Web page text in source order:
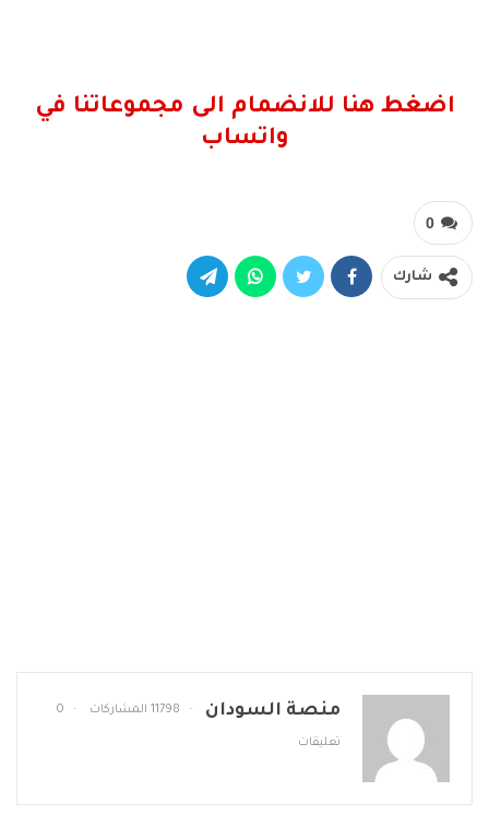
اضغط هنا للانضمام الى مجموعاتنا في
واتساب
0
شارك
منصة السودان 11798 المشاركات 0
تعليقات